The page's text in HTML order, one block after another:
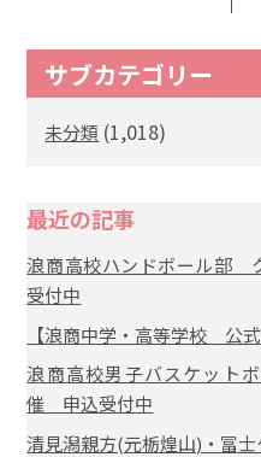
サブカテゴリー
未分類 (1,018)
最近の記事
浪商高校ハンドボール部
受付中
【浪商中学・高等学校 公
浪商高校男子バスケット
催 申込受付中
清見潟親方(元栃煌山)・冨